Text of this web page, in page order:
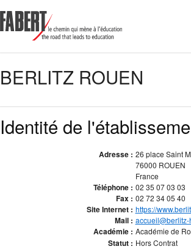
BERLITZ ROUEN
Identité de
Adresse : 26 place Saint
76000 ROUEN
France
Téléphone : 02 35 07 03 03
Fax : 02 72 34 05 40
Site Internet : https://
Mail : accueil@berlitz-
Académie : Académie de
Statut : Hors Contrat